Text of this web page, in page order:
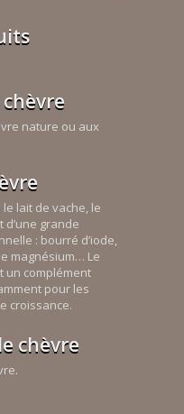
nature ou aux
lait de vache, le
d’une grande
: bourré d’iode,
magnésium… Le
un complément
pour les
croissance.
chèvre